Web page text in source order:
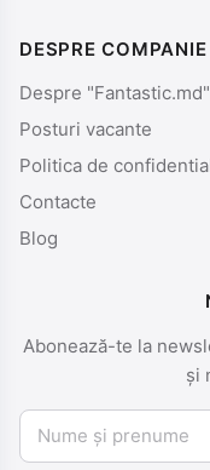
DESPRE COMPANIE
Despre "Fantastic.md"
Posturi vacante
Politica de
Contacte
Blog
Abonează-te la
și
Nume și prenume